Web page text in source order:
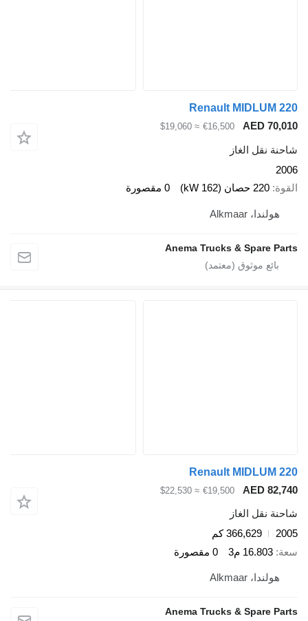
Renault MIDLUM
AED
€16,500
≈ $19,060
نقل الغاز
220 حصان (162 kW) 0 مقصورة
هولندا، Alkmaar
Anema Trucks & Spare
Renault MIDLUM
AED
€19,500
≈ $22,530
نقل الغاز
366,629 كم
16.803 م3 0 مقصورة
هولندا، Alkmaar
Anema Trucks & Spare